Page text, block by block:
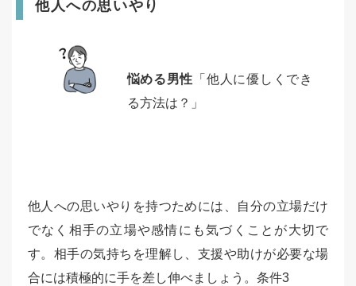
他人への思いやり
悩める男性 「他人に優しくでき
る方法は？」
他人への思いやりを持つためには、自分の立場だけ
でなく相手の立場や感情にも気づくことが大切で
す。相手の気持ちを理解し、支援や助けが必要な場
合には積極的に手を差し伸べましょう。条件3